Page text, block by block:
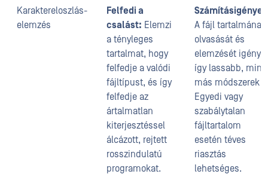
Karaktereloszlás-
elemzés
Felfedi a
csalást: Elemzi
a tényleges
tartalmat, hogy
felfedje a valódi
fájltípust, és így
felfedje az
ártalmatlan
kiterjesztéssel
álcázott, rejtett
rosszindulatú
programokat.
A fájl tartalmának
olvasását és
elemzését igényli,
így lassabb, mint
más módszerek.
Egyedi vagy
szabálytalan
fájltartalom
esetén téves
riasztás
lehetséges.